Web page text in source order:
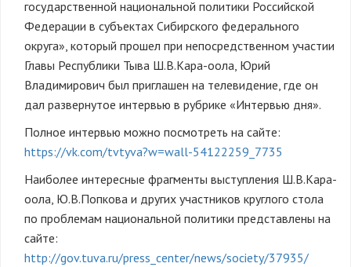
государственной национальной политики Российской
Федерации в субъектах Сибирского федерального
округа», который прошел при непосредственном участии
Главы Республики Тыва Ш.В.Кара-оола, Юрий
Владимирович был приглашен на телевидение, где он
дал развернутое интервью в рубрике «Интервью дня».
Полное интервью можно посмотреть на сайте:
https://vk.com/tvtyva?w=wall-54122259_7735
Наиболее интересные фрагменты выступления Ш.В.Кара-
оола, Ю.В.Попкова и других участников круглого стола
по проблемам национальной политики представлены на
сайте:
http://gov.tuva.ru/press_center/news/society/37935/